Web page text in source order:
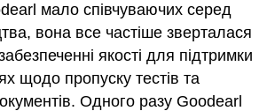
мало співчуваючих серед
вона все частіше зверталася
якості для підтримки
щодо пропуску тестів та
Одного разу Goodearl